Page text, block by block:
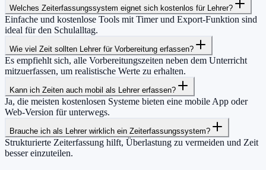
Welches Zeiterfassungssystem eignet sich kostenlos für Lehrer?
Einfache und kostenlose Tools mit Timer und Export-Funktion sind
ideal für den Schulalltag.
Wie viel Zeit sollten Lehrer für Vorbereitung erfassen?
Es empfiehlt sich, alle Vorbereitungszeiten neben dem Unterricht
mitzuerfassen, um realistische Werte zu erhalten.
Kann ich Zeiten auch mobil als Lehrer erfassen?
Ja, die meisten kostenlosen Systeme bieten eine mobile App oder
Web-Version für unterwegs.
Brauche ich als Lehrer wirklich ein Zeiterfassungssystem?
Strukturierte Zeiterfassung hilft, Überlastung zu vermeiden und Zeit
besser einzuteilen.